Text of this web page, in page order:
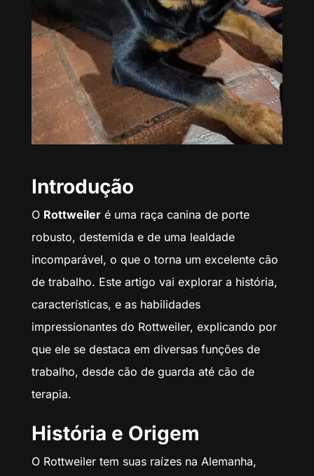
Introdução
O Rottweileré uma raça canina de porte
robusto, destemida e de uma lealdade
incomparável, o que o torna um excelente cão
de trabalho. Este artigo vai explorar a história,
características, e as habilidades
impressionantes do Rottweiler, explicando por
que ele se destaca em diversas funções de
trabalho, desde cão de guarda até cão de
terapia.
História e Origem
O Rottweiler tem suas raízes na Alemanha,